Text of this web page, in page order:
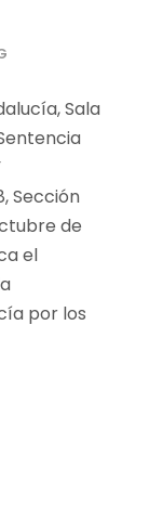
Sala
Sección
de
el
por los